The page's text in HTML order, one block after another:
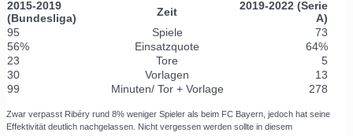
2015-2019
(Bundesliga)
Zeit
2019-2022 (Serie
A)
95
Spiele
73
56%
Einsatzquote
64%
23
Tore
5
30
Vorlagen
13
99
Minuten/ Tor + Vorlage 278
Zwar verpasst Ribéry rund 8% weniger Spieler als beim FC Bayern, jedoch hat seine
Effektivität deutlich nachgelassen. Nicht vergessen werden sollte in diesem